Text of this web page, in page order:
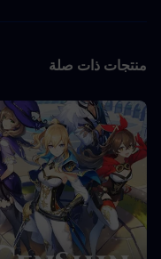
منتجات ذات صلة